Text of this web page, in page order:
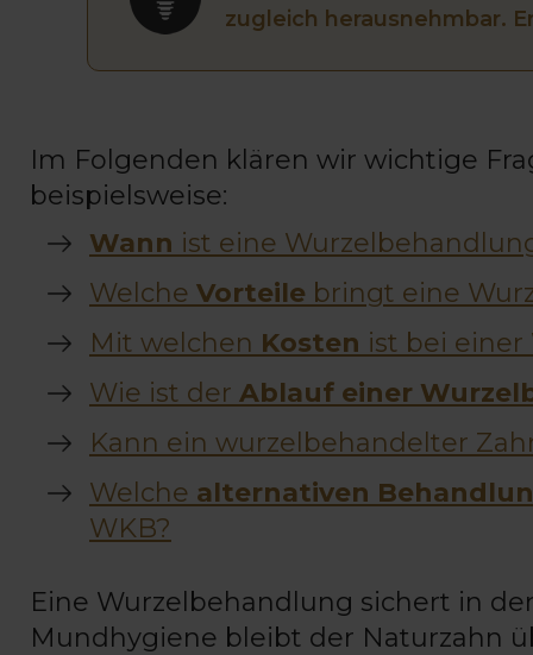
zugleich herausnehmbar.
Im Folgenden klären wir wichtige
beispielsweise:
Wann ist eine
Welche Vorteile bringt eine
Mit welchen Kosten ist bei einer
Wie ist der Ablauf einer
Kann ein wurzelbehandelter
Welche alternativen
WKB?
Eine Wurzelbehandlung sichert in
Mundhygiene bleibt der Naturzahn